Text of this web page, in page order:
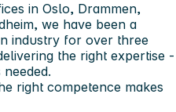
in Oslo, Drammen,
we have been a
industry for over three
the right expertise -
right competence makes